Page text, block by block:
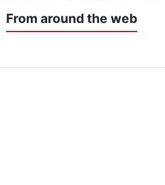
From around the web